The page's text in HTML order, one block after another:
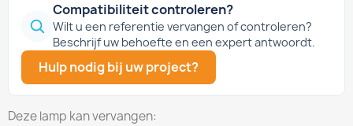
Compatibiliteit controleren?
Wilt u een referentie vervangen of controleren?
Beschrijf uw behoefte en een expert antwoordt.
Hulp nodig bij uw project?
Deze lamp kan vervangen: